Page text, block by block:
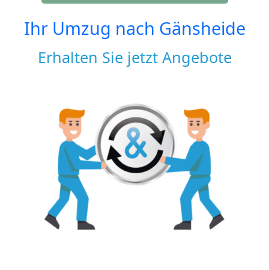
Ihr Umzug nach Gänsheide
Erhalten Sie jetzt Angebote